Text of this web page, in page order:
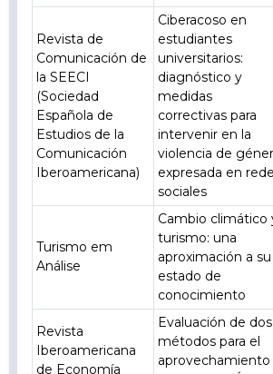
Revista de
Comunicación de
la SEECI
(Sociedad
Española de
Estudios de la
Comunicación
Iberoamericana)
Ciberacoso en
estudiantes
universitarios:
diagnóstico y
medidas
correctivas para
intervenir en la
violencia de
expresada en
sociales
Turismo em
Análise
Cambio climático
turismo: una
aproximación a su
estado de
conocimiento
Revista
Iberoamericana
de Economía
Evaluación de dos
métodos para el
aprovechamiento